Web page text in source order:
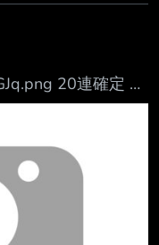
20連確定 泳
感謝各位課
一次玩抽卡靠免費
前)